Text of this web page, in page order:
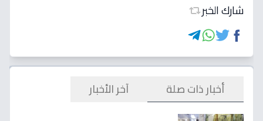
شارك الخبر
أخبار ذات صلة آخر الأخبار